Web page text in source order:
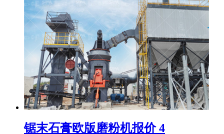
锯末石膏欧版磨粉机报价 4